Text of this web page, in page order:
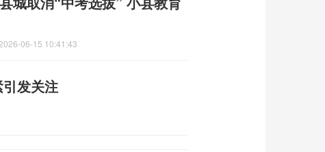
2026-06-15 10:41:43
发关注